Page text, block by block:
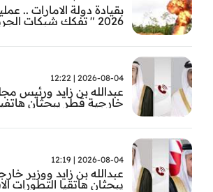
بقيادة دولة الامارات ..
2026 " تفكك شبكات
2026-08-04 | 12:22
عبدالله بن زايد ورئيس
خارجية قطر يبحثان
2026-08-04 | 12:19
عبدالله بن زايد ووزير
يبحثان هاتقيا التطورات